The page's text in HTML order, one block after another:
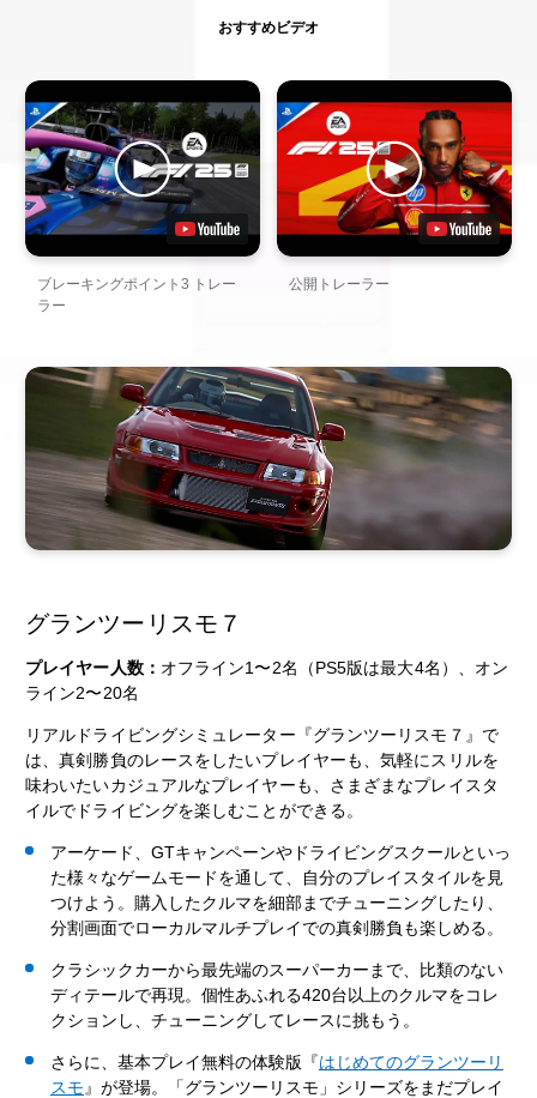
おすすめビデオ
ブレーキングポイント3 トレー
ラー
公開トレーラー
グランツーリスモ７
プレイヤー人数： オフライン1〜2名（PS5版は最大4名）、オン
ライン2〜20名
リアルドライビングシミュレーター『グランツーリスモ７』で
は、真剣勝負のレースをしたいプレイヤーも、気軽にスリルを
味わいたいカジュアルなプレイヤーも、さまざまなプレイスタ
イルでドライビングを楽しむことができる。
アーケード、GTキャンペーンやドライビングスクールといっ
た様々なゲームモードを通して、自分のプレイスタイルを見
つけよう。購入したクルマを細部までチューニングしたり、
分割画面でローカルマルチプレイでの真剣勝負も楽しめる。
クラシックカーから最先端のスーパーカーまで、比類のない
ディテールで再現。個性あふれる420台以上のクルマをコレ
クションし、チューニングしてレースに挑もう。
さらに、基本プレイ無料の体験版『はじめてのグランツーリ
スモ 』が登場。「グランツーリスモ」シリーズをまだプレイ